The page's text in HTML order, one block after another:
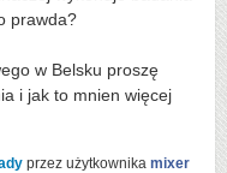
prawda?
w Belsku proszę
i jak to mnien więcej
przez użytkownika mixer